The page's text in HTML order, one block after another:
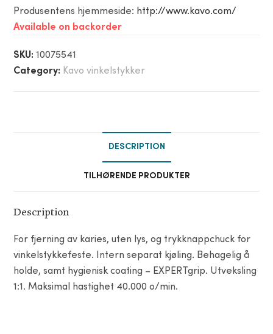
Produsentens hjemmeside: http://www.kavo.com/
Available on backorder
SKU:10075541
Category: Kavo vinkelstykker
DESCRIPTION
TILHØRENDE PRODUKTER
Description
For fjerning av karies, uten lys, og trykknappchuck for
vinkelstykkefeste. Intern separat kjøling. Behagelig å
holde, samt hygienisk coating – EXPERTgrip. Utveksling
1:1. Maksimal hastighet 40.000 o/min.